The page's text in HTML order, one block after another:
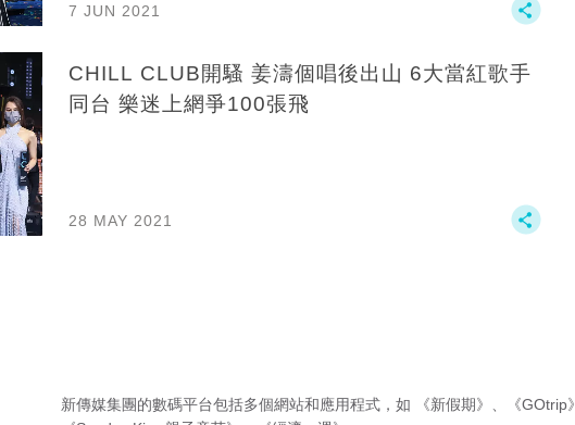
7 JUN 2021
CHILL CLUB開騷 姜濤個唱後出山 6大當紅歌手
同台 樂迷上網爭100張飛
28 MAY 2021
新傳媒集團的數碼平台包括多個網站和應用程式，如 《新假期》 、 《GOtrip》